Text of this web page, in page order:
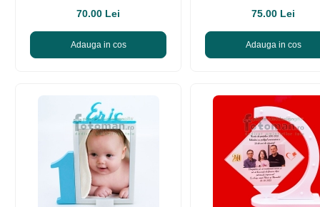
70.00 Lei
Adauga in cos
75.00 Lei
Adauga in cos